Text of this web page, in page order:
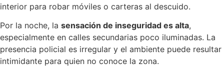
interior para robar móviles o carteras al descuido.
Por la noche, la sensación de inseguridad es alta,
especialmente en calles secundarias poco iluminadas. La
presencia policial es irregular y el ambiente puede resultar
intimidante para quien no conoce la zona.